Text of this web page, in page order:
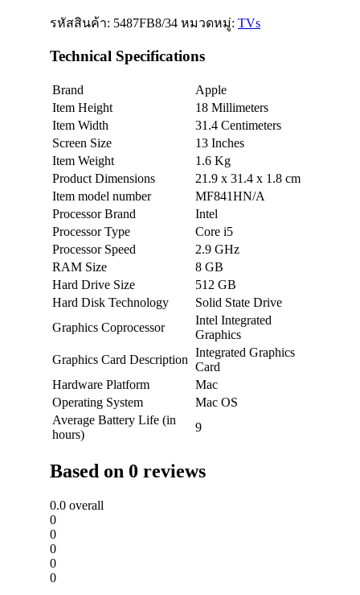
รหัสสินค้า: 5487FB8/34 หมวดหมู่: TVs
Technical Specifications
Brand
Apple
Item Height
18 Millimeters
Item Width
31.4 Centimeters
Screen Size
13 Inches
Item Weight
1.6 Kg
Product Dimensions
21.9 x 31.4 x 1.8 cm
Item model number
MF841HN/A
Processor Brand
Intel
Processor Type
Core i5
Processor Speed
2.9 GHz
RAM Size
8 GB
Hard Drive Size
512 GB
Hard Disk Technology
Solid State Drive
Graphics Coprocessor
Intel Integrated
Graphics
Graphics Card Description
Integrated Graphics
Card
Hardware Platform
Mac
Operating System
Mac OS
Average Battery Life (in
hours)
9
Based on 0 reviews
0.0 overall
0
0
0
0
0